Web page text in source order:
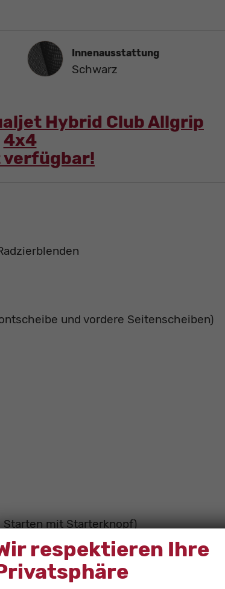
InnenausstattungInnenausstattung
Schwarz
Hybrid Club Allgrip
4x4
und vordere Seitenscheiben)
Starten mit Starterknopf)
respektieren Ihre